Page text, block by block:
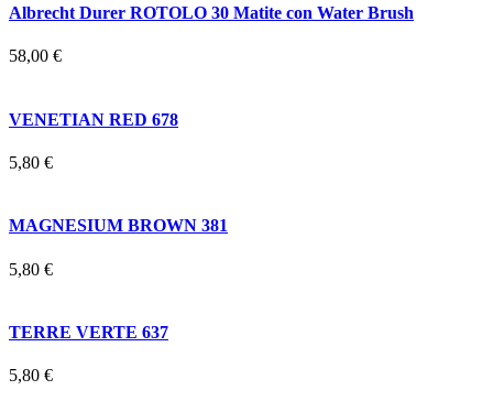
Albrecht Durer ROTOLO 30 Matite con Water Brush
58,00 €
VENETIAN RED 678
5,80 €
MAGNESIUM BROWN 381
5,80 €
TERRE VERTE 637
5,80 €